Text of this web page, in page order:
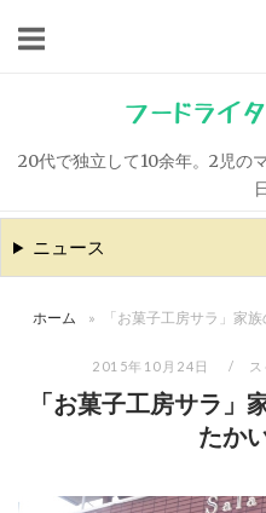
キ
ッ
フードライ
20代で独立して10余年。2児の
ニュース
ホーム » 「お菓子工房サラ」家
2015年10月24日
「お菓子工房サラ」
たか